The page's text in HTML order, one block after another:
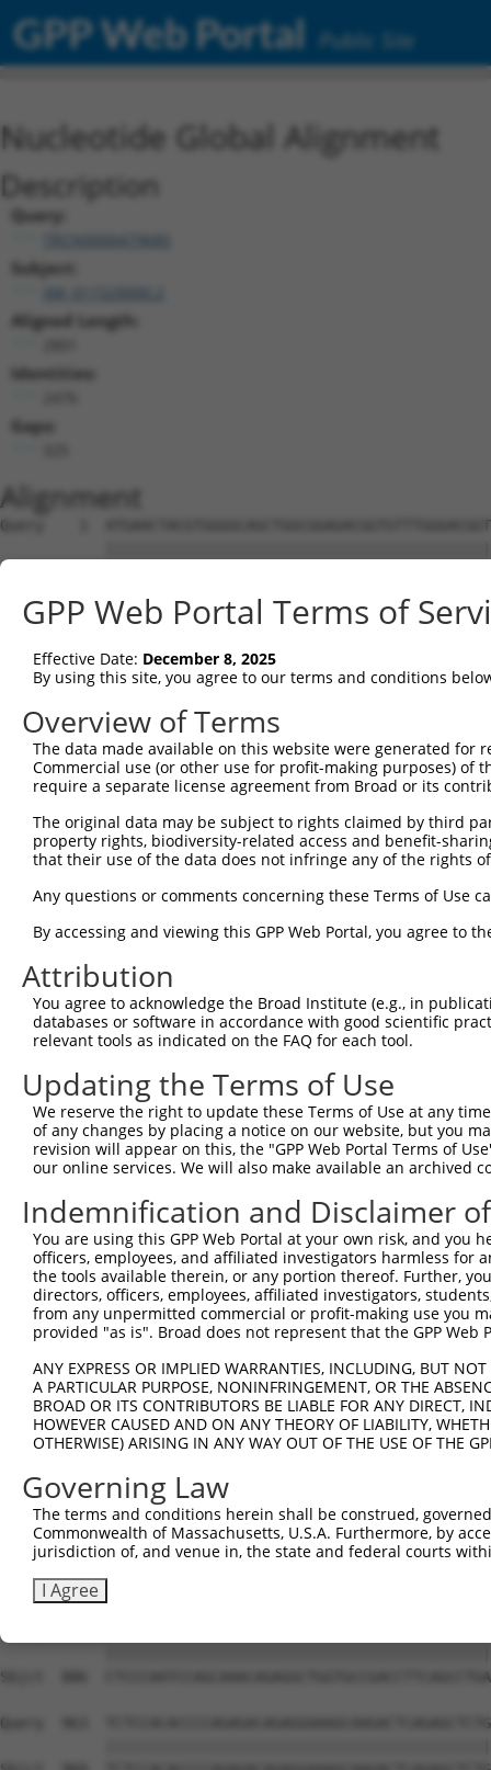
GPP Web Portal Public Site
Nucleotide Global Alignment
Description
Query:
Subject:
Aligned Length:
Identities:
Gaps:
Alignment
Query    1  ATGAACTACGTGGGGCAGCTGGCGGAGACGGTGTTTGGGACGGTGAAGGAGCTGTACCGGGGCCTGAACCCAGC  74
            ||||||||||||||||||||||||||||||||||||||||||||||||||||||||||||||||||||||||||
Sbjct    1  ATGAACTACGTGGGGCAGCTGGCGGAGACGGTGTTTGGGACGGTGAAGGAGCTGTACCGGGGCCTGAACCCAGC  74

Query   75  CACACTGAGCGGCGGCATTGACGTGCTGGTGGTGAAGCAGGTGGACGGCTCGTTCCGGTGCTCACCCTTCCACG  148
            ||||||||||||||||||||||||||||||||||||||||||||||||||||||||||||||||||||||||||
Sbjct   75  CACACTGAGCGGCGGCATTGACGTGCTGGTGGTGAAGCAGGTGGACGGCTCGTTCCGGTGCTCACCCTTCCACG  148

Query  149  TGCGTTTTGGCAAGCTGGGCGTCCTGCGGTCGCGGGAGAAGGTGGTAGACATTGAGCTCAATGGGGAGCCTGTG  222
            ||||||||||||||||||||||||||||||||||||||||||||||||||||||||||||||||||||||||||
Sbjct  149  TGCGTTTTGGCAAGCTGGGCGTCCTGCGGTCGCGGGAGAAGGTGGTAGACATTGAGCTCAATGGGGAGCCTGTG  222

Query  223  GACTTGCACATGAAGCTTGGGGACAGCGGGGAGGCCTTCTTTGTTCAGGAGCTGGAGAGCGATGATGAACATGT  296
            ||||||||||||||||||||||||||||||||||||||||||||||||||||||||||||||||||||||||||
Sbjct  223  GACTTGCACATGAAGCTTGGGGACAGCGGGGAGGCCTTCTTTGTTCAGGAGCTGGAGAGCGATGATGAACATGT  296

Query  297  GCCTCCCGGCCTGTGCACCTCACCCATCCCTTGGGGGGGTCTGTCTGGCTTCCCCTCGGACTCCCAGCTGGGCA  370
            ||||||||||||||||||||||||||||||||||||||||||||||||||||||||||||||||||||||||||
Sbjct  297  GCCTCCCGGCCTGTGCACCTCACCCATCCCTTGGGGGGGTCTGTCTGGCTTCCCCTCGGACTCCCAGCTGGGCA  370

Query  371  CTGCCAGTGAGCCTGAGGGCCTCGTCATGGCAGGCACGGCCTCCACTGGGCGGAGGAAGAGGCGTCGCAGGAGG  444
            ||||||||||||||||||||||||||||||||||||||||||||||||||||||||||||||||||||||||||
Sbjct  371  CTGCCAGTGAGCCTGAGGGCCTCGTCATGGCAGGCACGGCCTCCACTGGGCGGAGGAAGAGGCGTCGCAGGAGG  444

Query  445  AAACCCAAGCAGAAAGAGGATGCAGTGGCAACTGATTCTAGTCCAGAGGAACTGGAGGCAGGCGCTGAGAGTGA  518
            ||||||||||||||||||||||||||||||||||||||||||||||||||||||||||||||||||||||||||
Sbjct  445  AAACCCAAGCAGAAAGAGGATGCAGTGGCAACTGATTCTAGTCCAGAGGAACTGGAGGCAGGCGCTGAGAGTGA  518

Query  519  GCTATCCCTGCCGGAAAAGCTGAGGCCAGAGCCCCCAGGCAGTGTCCAGTTGGAAGAGAAGTCTTCACTGCAGC  592
            ||||||||||||||||||||||||||||||||||||||   |||||||||||||||||||||||||||||||||
Sbjct  519  GCTATCCCTGCCGGAAAAGCTGAGGCCAGAGCCCCCAG---GTGTCCAGTTGGAAGAGAAGTCTTCACTGCAGC  589

Query  593  CCAAAGACATCTACCCCTACTCGGATGGCGAGTGGCCCCCCCAGGCCAGCCTCTCAGCAGGTGAGCTAACATCC  666
            ||||||||||||||||||||||||||||||||||||||||||||||||||||||||||||||||||||||||||
Sbjct  590  CCAAAGACATCTACCCCTACTCGGATGGCGAGTGGCCCCCCCAGGCCAGCCTCTCAGCAGGTGAGCTAACATCC  663

Query  667  CCTAAGAGCGACTCGGAGCTGGAGGTGCGGACCCCGGAGCCCAGTCCCCTAAGAGCCGAGTCCCACATGCAGTG  740
            ||||||||||||||||||||||||||||||||||||||||||||||||||||||||||||||||||||||||||
Sbjct  664  CCTAAGAGCGACTCGGAGCTGGAGGTGCGGACCCCGGAGCCCAGTCCCCTAAGAGCCGAGTCCCACATGCAGTG  737

Query  741  GGCCTGGGGGAGGCTGCCTAAGGTGGCCAGAGCTGAGCGGCCCGAGTCCTCAGTGGTCCTTGAAGGCAGAGCTG  814
            ||||||||||||||||||||||||||||||||||||||||||||||||||||||||||||||||||||||||||
Sbjct  738  GGCCTGGGGGAGGCTGCCTAAGGTGGCCAGAGCTGAGCGGCCCGAGTCCTCAGTGGTCCTTGAAGGCAGAGCTG  811

Query  815  GGGCAACCTCTCCTCCTCGGGGAGGACCCAGCACTCCCTCTACCTCTGTGGCTGGCGGCGTGGACCCTTTGGGA  888
            ||||||||||||||||||||||||||||||||||||||||||||||||||||||||||||||||||||||||||
Sbjct  812  GGGCAACCTCTCCTCCTCGGGGAGGACCCAGCACTCCCTCTACCTCTGTGGCTGGCGGCGTGGACCCTTTGGGA  885

Query  889  CTCCCAATCCAGCAAACAGAGGCTGGTGCCGACCTTCAGCCTGACACAGAGGATCCCACTCTAGTGGGTCCCCC  962
            ||||||||||||||||||||||||||||||||||||||||||||||||||||||||||||||||||||||||||
Sbjct  886  CTCCCAATCCAGCAAACAGAGGCTGGTGCCGACCTTCAGCCTGACACAGAGGATCCCACTCTAGTGGGTCCCCC  959

Query  963  TCTCCACACCCCAGAGACAGAGGAAAGCAAGACTCAGAGCTCTGGGGACATGGGCCTCCCTCCTGCCTCCAAGT  1036
            ||||||||||||||||||||||||||||||||||||||||||||||||||||||||||||||||||||||||||
Sbjct  960  TCTCCACACCCCAGAGACAGAGGAAAGCAAGACTCAGAGCTCTGGGGACATGGGCCTCCCTCCTGCCTCCAAGT  1033

Query 1037  CATGGAGCTGGGCCACTCTGGAGGTTCCAGTTCCCACCGGGCAGCCAGAGAGGGTCTCCAGGGGGAAAGGCTCC  1110
            ||||||||||||||||||||||||||||||||||||||||||||||||||||||||||||||||||||||||||
Sbjct 1034  CATGGAGCTGGGCCACTCTGGAGGTTCCAGTTCCCACCGGGCAGCCAGAGAGGGTCTCCAGGGGGAAAGGCTCC  1107

Query 1111  CCAAAGAGAAGCCAGCACCTGGGCCCCAGTGACATCTACCTGGATGACTTGCCCTCCCTGGACTCTGAGAATGC  1184
            ||||||||||||||||||||||||||||||||||||||||||||||||||||||||||||||||||||||||||
Sbjct 1108  CCAAAGAGAAGCCAGCACCTGGGCCCCAGTGACATCTACCTGGATGACTTGCCCTCCCTGGACTCTGAGAATGC  1181

Query 1185  AGCGCTTTACTTCCCCCAAAGTGACTCTGGGCTGGGGGCCAGAAGATGGAGTGAACCCAGCAGTCAGAAGTCCC  1258
            ||||||||||||||||||||||||||||||||||||||||||||||||||||||||||||||||||||||||||
Sbjct 1182  AGCGCTTTACTTCCCCCAAAGTGACTCTGGGCTGGGGGCCAGAAGATGGAGTGAACCCAGCAGTCAGAAGTCCC  1255

Query 1259  TGAGGGACCCCAACCCTGAACATGAACCTGAACCCACTCTGGACACAGTGGATACAATAGCACTGTCCCTCTGT  1332
            ||||||||||||||||||||||||||||||||||||||||||||||||||||||||||||||||||||||||||
Sbjct 1256  TGAGGGACCCCAACCCTGAACATGAACCTGAACCCACTCTGGACACAGTGGATACAATAGCACTGTCCCTCTGT  1329

Query 1333  GGTGGACTGGCTGACAGCCGGGACATCTCCCTAGAGAAATTCAACCAGCACAGCGTCTCTTACCAGGACCTCAC  1406
            ||||||||||||||||||||||||||||||||||||||||||||||||||||||||||||||||||||||||||
Sbjct 1330  GGTGGACTGGCTGACAGCCGGGACATCTCCCTAGAGAAATTCAACCAGCACAGCGTCTCTTACCAGGACCTCAC  1403

Query 1407  CAAAAACCCCGGACTTTTGGATGACCCAAACCTAGTGGTGAAAATCAATGGAAAGCATTATAACTGGGCTGTGG  1480
            ||||||||||||||||||||||||||||||||||||||||||||||||||||||||||||||||||||||||||
Sbjct 1404  CAAAAACCCCGGACTTTTGGATGACCCAAACCTAGTGGTGAAAATCAATGGAAAGCATTATAACTGGGCTGTGG  1477

Query 1481  CTGCCCCCATGATCCTCTCCCTGCAAGCCTTCCAGAAAAACTTGCCCAAGAGCACCATGGACAAGCTGGAGAGG  1554
            ||||||||||||||||||||||||||||||||||||||||||||||||||||||||||||||||||||||||||
Sbjct 1478  CTGCCCCCATGATCCTCTCCCTGCAAGCCTTCCAGAAAAACTTGCCCAAGAGCACCATGGACAAGCTGGAGAGG  1551

Query 1555  GAGAAGATGCCCCGGAAGGGTGGGCGATGGTGGTTTTCCTGGCGACGCAGGGACTTCCTGGCCGAGGAGCGCAG  1628
            ||||||||||||||||||||||||||||||||||||||||||||||||||||||||||||||||||||||||||
Sbjct 1552
GPP Web Portal Terms of
Effective Date: December 8, 2025
By using this site, you agree to our terms and conditions
Overview of Terms
The data made available on this website were generated
Commercial use (or other use for profit-making purposes) of
require a separate license agreement from Broad or its
The original data may be subject to rights claimed by third
property rights, biodiversity-related access and benefit-
that their use of the data does not infringe any of the rights
Any questions or comments concerning these Terms of Use
By accessing and viewing this GPP Web Portal, you agree to
Attribution
You agree to acknowledge the Broad Institute (e.g., in
databases or software in accordance with good scientific
relevant tools as indicated on the FAQ for each tool.
Updating the Terms of Use
We reserve the right to update these Terms of Use at any
of any changes by placing a notice on our website, but you
revision will appear on this, the "GPP Web Portal Terms of
our online services. We will also make available an archived
Indemnification and Disclaimer
You are using this GPP Web Portal at your own risk, and
officers, employees, and affiliated investigators harmless for
the tools available therein, or any portion thereof. Further,
directors, officers, employees, affiliated investigators,
from any unpermitted commercial or profit-making use you
provided "as is". Broad does not represent that the GPP
ANY EXPRESS OR IMPLIED WARRANTIES, INCLUDING, BUT
A PARTICULAR PURPOSE, NONINFRINGEMENT, OR THE
BROAD OR ITS CONTRIBUTORS BE LIABLE FOR ANY DIRECT,
HOWEVER CAUSED AND ON ANY THEORY OF LIABILITY,
OTHERWISE) ARISING IN ANY WAY OUT OF THE USE OF THE
Governing Law
The terms and conditions herein shall be construed,
Commonwealth of Massachusetts, U.S.A. Furthermore, by
jurisdiction of, and venue in, the state and federal courts
I Agree